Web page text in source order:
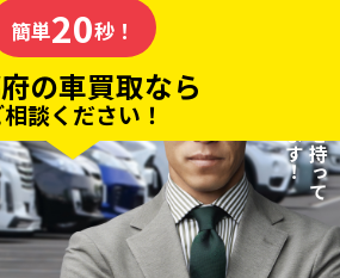
なら 私たちが責任を持って
査定いたします！
簡単20秒！
の車買取なら
相談ください！
で入力完了！